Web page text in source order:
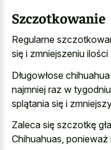
Szczotkowanie
Regularne
się i zmniejszeniu
Długowłose
najmniej raz w
splątania się i
Zaleca się szczotkę
Chihuahuas,